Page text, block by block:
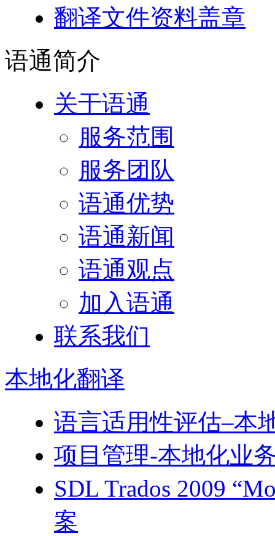
翻译文件资料盖章
语通简介
关于语通
服务范围
服务团队
语通优势
语通新闻
语通观点
加入语通
联系我们
本地化翻译
语言适用性评估–本
项目管理-本地化业
SDL Trados 2009
案